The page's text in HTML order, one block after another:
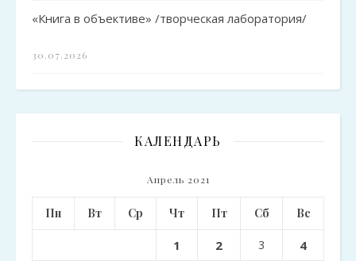
«Книга в объективе» /творческая лаборатория/
30.07.2026
КАЛЕНДАРЬ
Апрель 2021
Пн Вт Ср Чт Пт Сб Вс
1 2 3 4